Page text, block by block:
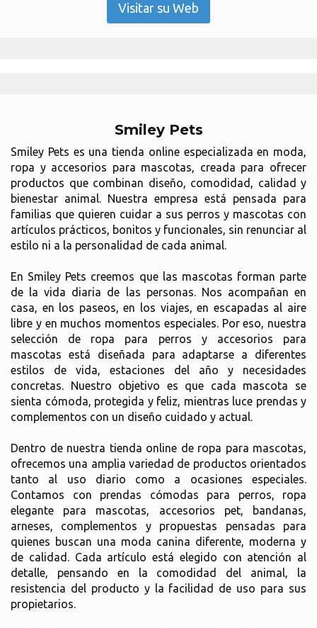
Visitar su Web
Smiley Pets
Smiley Pets es una tienda online especializada en moda,
ropa y accesorios para mascotas, creada para ofrecer
productos que combinan diseño, comodidad, calidad y
bienestar animal. Nuestra empresa está pensada para
familias que quieren cuidar a sus perros y mascotas con
artículos prácticos, bonitos y funcionales, sin renunciar al
estilo ni a la personalidad de cada animal.
En Smiley Pets creemos que las mascotas forman parte
de la vida diaria de las personas. Nos acompañan en
casa, en los paseos, en los viajes, en escapadas al aire
libre y en muchos momentos especiales. Por eso, nuestra
selección de ropa para perros y accesorios para
mascotas está diseñada para adaptarse a diferentes
estilos de vida, estaciones del año y necesidades
concretas. Nuestro objetivo es que cada mascota se
sienta cómoda, protegida y feliz, mientras luce prendas y
complementos con un diseño cuidado y actual.
Dentro de nuestra tienda online de ropa para mascotas,
ofrecemos una amplia variedad de productos orientados
tanto al uso diario como a ocasiones especiales.
Contamos con prendas cómodas para perros, ropa
elegante para mascotas, accesorios pet, bandanas,
arneses, complementos y propuestas pensadas para
quienes buscan una moda canina diferente, moderna y
de calidad. Cada artículo está elegido con atención al
detalle, pensando en la comodidad del animal, la
resistencia del producto y la facilidad de uso para sus
propietarios.